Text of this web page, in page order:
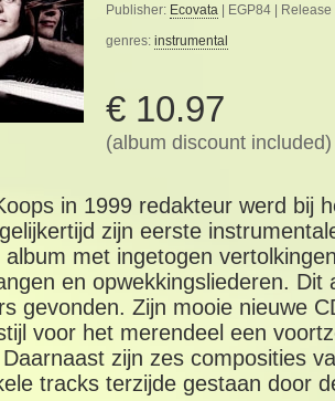
Publisher: Ecovata | EGP84 |
genres: instrumental
€ 10.97
(album discount included)
in 1999 redakteur werd bij
zijn eerste
met ingetogen
en opwekkingsliederen. Dit
gevonden. Zijn mooie nieuwe
voor het merendeel een
zijn zes composities
tracks terzijde gestaan door